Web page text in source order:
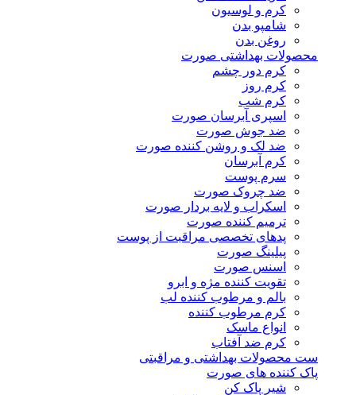
کرم و لوسیون
شامپو بدن
روغن بدن
محصولات بهداشتی صورت
کرم دور چشم
کرم روز
کرم شب
اسپری آبرسان صورت
ضد جوش صورت
ضد لک و روشن کننده صورت
کرم آبرسان
سرم پوست
ضد چروک صورت
اسکراب و لایه بردار صورت
ترمیم کننده صورت
پدهای تخصصی مراقبت از پوست
پیلینگ صورت
اسنس صورت
تقویت کننده مژه و ابرو
بالم و مرطوب کننده لب
کرم مرطوب کننده
انواع ماسک
کرم ضد آفتاب
ست محصولات بهداشتی و مراقبتی
پاک کننده های صورت
شیر پاک کن